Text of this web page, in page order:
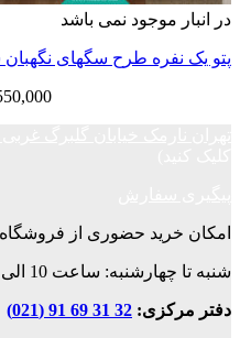
در انبار موجود نمی باشد
پتو یک نفره طرح سگهای نگهبان سایز 220*160
امکان خرید حضوری از فروشگاه
شنبه تا چهارشنبه: ساعت 10 الی 20، پنج شنبه‌ها: 10 الی 14
دفتر مرکزی:32 31 69 91 (021)